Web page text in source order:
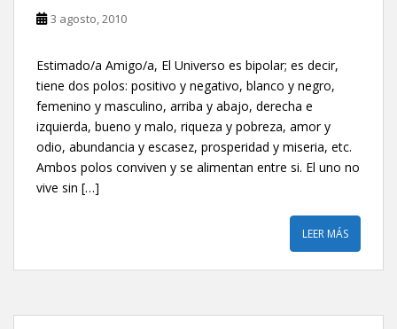
3 agosto, 2010
Estimado/a Amigo/a, El Universo es bipolar; es decir,
tiene dos polos: positivo y negativo, blanco y negro,
femenino y masculino, arriba y abajo, derecha e
izquierda, bueno y malo, riqueza y pobreza, amor y
odio, abundancia y escasez, prosperidad y miseria, etc.
Ambos polos conviven y se alimentan entre si. El uno no
vive sin […]
LEER MÁS